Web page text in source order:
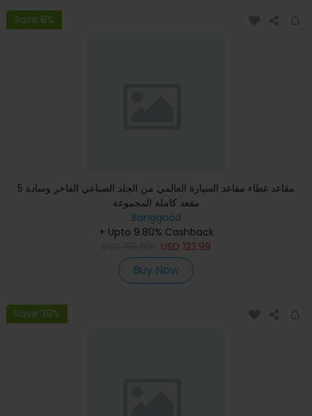
Save 8%
5 مقاعد غطاء مقاعد السيارة العالمي من الجلد الصناعي الفاخر وسادة
مقعد كاملة المجموعة
Banggood
+ Upto 9.80% Cashback
USD 123.99
Buy Now
Save 39%